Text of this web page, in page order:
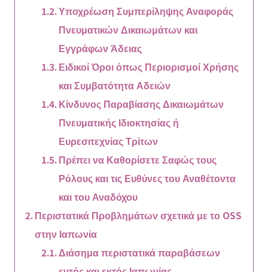
Υποχρέωση Συμπερίληψης Αναφοράς
Πνευματικών Δικαιωμάτων και
Εγγράφων Άδειας
Ειδικοί Όροι όπως Περιορισμοί Χρήσης
και Συμβατότητα Αδειών
Κίνδυνος Παραβίασης Δικαιωμάτων
Πνευματικής Ιδιοκτησίας ή
Ευρεσιτεχνίας Τρίτων
Πρέπει να Καθορίσετε Σαφώς τους
Ρόλους και τις Ευθύνες του Αναθέτοντα
και του Αναδόχου
Περιστατικά Προβλημάτων σχετικά με το OSS
στην Ιαπωνία
Διάσημα περιστατικά παραβάσεων